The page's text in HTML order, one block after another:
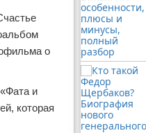
о
и
которая